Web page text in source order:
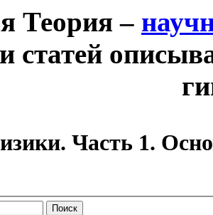
Теория –
статей
Часть 1.